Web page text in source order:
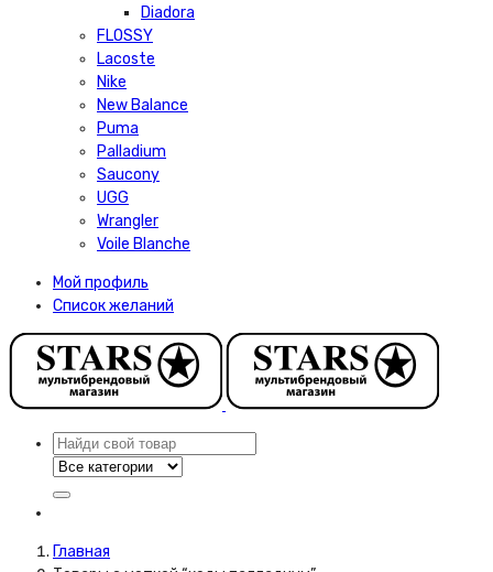
Diadora
FLOSSY
Lacoste
Nike
New Balance
Puma
Palladium
Saucony
UGG
Wrangler
Voile Blanche
Мой профиль
Список желаний
Главная